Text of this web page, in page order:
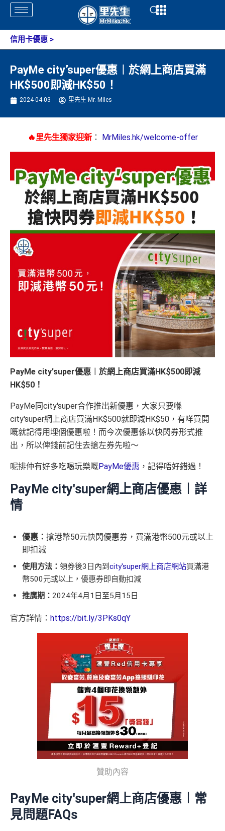
Skip
content
Open
信用卡優惠 >
PayMe city’super優惠︱於網上商店買滿
HK$500即減HK$50！
2024-04-03 里先生 Mr. Miles
🔥里先生獨家迎新： MrMiles.hk/welcome-offer
PayMe city'super優惠︱於網上商店買滿HK$500即減
HK$50！
PayMe同city'super合作推出新優惠，大家只要喺
city'super網上商店買滿HK$500就即減HK$50，有咩買開
嘅就記得用埋個優惠啦！而今次優惠係以快閃券形式推
出，所以俾錢前記住去搶左券先啦～
呢排仲有好多吃喝玩樂嘅PayMe優惠 ，記得唔好錯過！
PayMe city'super網上商店優惠︱詳
情
優惠： 搶港幣50元快閃優惠券，買滿港幣500元或以上
即扣減
使用方法： 領券後3日內到 city'super網上商店網站買滿港
幣500元或以上，優惠券即自動扣減
推廣期： 2024年4月1日至5月15日
官方詳情： https://bit.ly/3PKs0qY
贊助內容
PayMe city'super網上商店優惠︱常
見問題FAQs